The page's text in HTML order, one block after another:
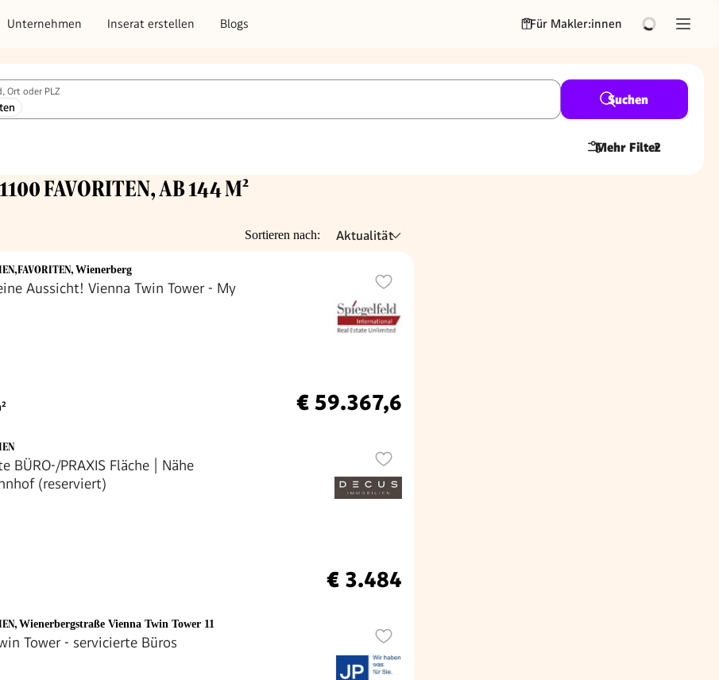
Unternehmen Inserat erstellen Blogs Für Makler:innen
Ort oder PLZ
Suchen
Mehr Filter
2
1100 FAVORITEN, AB 144 M²
Sortieren nach: Aktualität
, Wienerberg
Aussicht! Vienna Twin Tower - My
€ 59.367,6
BÜRO-/PRAXIS Fläche | Nähe
(reserviert)
€ 3.484
, Wienerbergstraße Vienna Twin Tower 11
Tower - servicierte Büros